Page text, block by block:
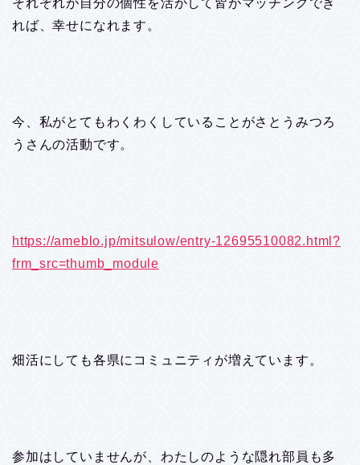
それぞれが自分の個性を活かして皆がマッチングでき
れば、幸せになれます。
今、私がとてもわくわくしていることがさとうみつろ
うさんの活動です。
https://ameblo.jp/mitsulow/entry-12695510082.html?
frm_src=thumb_module
畑活にしても各県にコミュニティが増えています。
参加はしていませんが、わたしのような隠れ部員も多